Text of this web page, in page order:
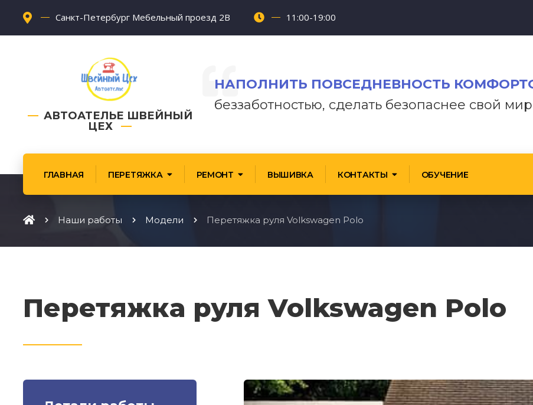
Санкт-Петербург Мебельный проезд 2В 11:00-19:00
АВТОАТЕЛЬЕ ШВЕЙНЫЙ
ЦЕХ
НАПОЛНИТЬ ПОВСЕДНЕВНОСТЬ
беззаботностью, сделать безопаснее свой
ГЛАВНАЯ ПЕРЕТЯЖКА РЕМОНТ ВЫШИВКА КОНТАКТЫ ОБУЧЕНИЕ
Наши работы Модели Перетяжка руля Volkswagen Polo
Перетяжка руля Volkswagen Polo